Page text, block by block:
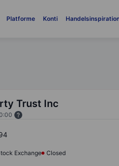
Platforme Konti
Trust Inc
Exchange
Closed